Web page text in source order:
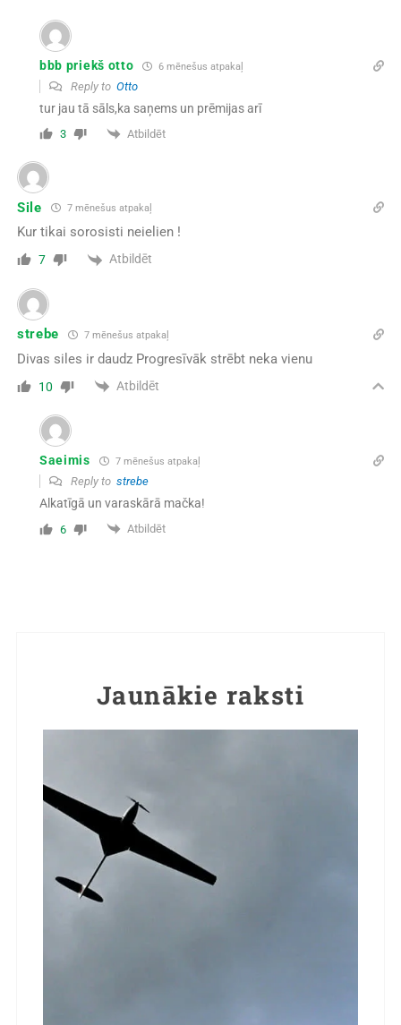
bbb priekš otto 6 mēnešus atpakaļ
Reply to Otto
tur jau tā sāls,ka saņems un prēmijas arī
3 Atbildēt
Sile 7 mēnešus atpakaļ
Kur tikai sorosisti neielien !
7 Atbildēt
strebe 7 mēnešus atpakaļ
Divas siles ir daudz Progresīvāk strēbt neka vienu
10 Atbildēt
Saeimis 7 mēnešus atpakaļ
Reply to strebe
Alkatīgā un varaskārā mačka!
6 Atbildēt
Jaunākie raksti